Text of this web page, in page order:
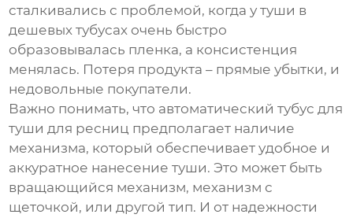
сталкивались с проблемой, когда у туши в
дешевых тубусах очень быстро
образовывалась пленка, а консистенция
менялась. Потеря продукта – прямые убытки, и
недовольные покупатели.
Важно понимать, что автоматический тубус для
туши для ресниц предполагает наличие
механизма, который обеспечивает удобное и
аккуратное нанесение туши. Это может быть
вращающийся механизм, механизм с
щеточкой, или другой тип. И от надежности